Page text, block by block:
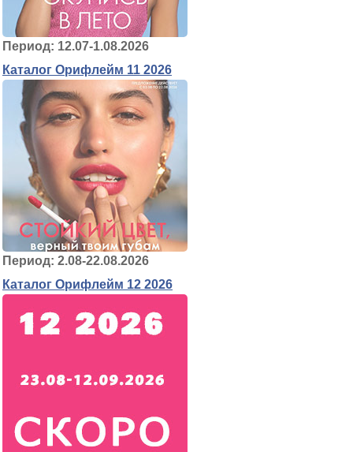
Период: 12.07-1.08.2026
Каталог Орифлейм 11 2026
Период: 2.08-22.08.2026
Каталог Орифлейм 12 2026